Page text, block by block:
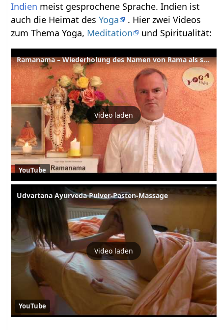
Indien meist gesprochene Sprache. Indien ist
auch die Heimat desYoga
. Hier zwei Videos
zum Thema Yoga, Meditation und Spiritualität:
Ramanama – Wiederholung des Namen von Rama als spirituelle Praxis - Sanskrit Wörterbuch
Video laden
YouTube
Udvartana Ayurveda Pulver-Pasten-Massage
Video laden
YouTube